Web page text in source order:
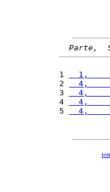
Parte,
1
1,
2
4,
3
4,
4
4,
5
4,